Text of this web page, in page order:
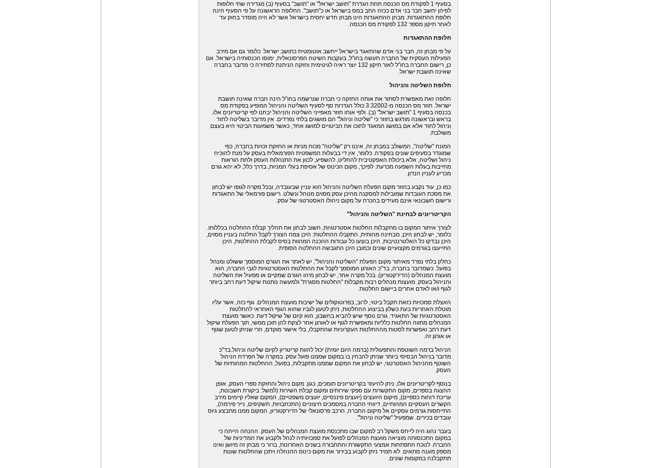
בסעיף 1 לפקודת מס הכנסה תחת הגדרת "תושב ישראל" או "תושב" בסעיף (ב) מגדירה שתי חלופות
לפיהן יחשב חבר בני אדם ככזה החב במס בישראל או כ"תושב". החלופה הראשונה על פי הסעיף הינה
חלופת ההתאגדות. מבחן ההתאגדות הינו מבחן חדש יחסית בישראל אשר לא היה מוסדר בחוק עד
לאחר תיקון מספר 132 לפקודת מס הכנסה.
חלופת ההתאגדות
על פי מבחן זה, חבר בני אדם שהתאגד בישראל ייחשב אוטומטית כתושב ישראל. כלומר גם אם מירב
הפעילות העסקית של החברה תעשה בחו"ל, בעקבות השיטה הפרסונאלית, ימוסו הכנסותיה בישראל. אם
כן, רישום החברה בחו"ל לאור תיקון 132 יוצר ראיה לגיטימית וחזקה הניתנת לסתירה כי מדובר בחברה
שאינה תושבת ישראל.
חלופת השליטה והניהול
חלופה זאת מאפשרת לסתור את אותה החזקה כי חברה שנרשמה בחו"ל הינה חברה שאינה תושבת
ישראל. חוזר מס הכנסה מ-3.32002 כולל הגדרות סף לסעיף השליטה והניהול המופיע בפקודת מס
בכנסה בסעיף 1 "תושב ישראל" (ב). ולפי אותו חוזר מאפייני השליטה והניהול יבחנו לפי קריטריונים אלו.
בראש ובראשונה מודגש בחוזר כי "שליטה וניהול" הם מושגים בלתי נפרדים. אין מדובר בשליטה לחוד
וניהול לחוד אלא אם במושג המאגד לתוכו את הביטויים למושג אחד, כאשר משמעות הביטוי היא בעצם
משולבת.
המונח "שליטה", המשולב במבחן זה, איננו רק "שליטה" מכוח מניות או החזקת זכויות בחברה, כפי
שמוגדר בסעיפים שונים בפקודה. כלומר, אין די בבעלות המשפטית הפורמאלית בעסק על מנת להוכיח
ניהול ושליטה, אלא ביכולת האפקטיבית להחליט, להשפיע, לכוון את התנהלות העסק ולתת הוראות
מחייבות בעלות השפעה מכרעת. לפיכך, מקום הכינוס של אסיפת בעלי המניות, בדרך כלל, לא יהא גורם
מכריע לעניין הנדון.
כמו כן, עוד נקבע בחוזר מקום הפעלת השליטה והניהול הוא עניין שבעובדה, ובכל מקרה לגופו יש לבחון
את מסכת העובדות שמובילות למסקנה מהיכן עסק מסוים מנוהל ונשלט. רישום פורמאלי של התאגדות
ורישום חשבונאי אינם מעידים בהכרח על מקום ניהולו האסטרטגי של עסק.
הקריטריונים לבחינת "השליטה והניהול"
לצורך איתור המקום בו מתקבלות החלטות אסטרטגיות, חשוב לבחון את תהליך קבלת ההחלטה בכללותו.
כלומר, יש לבחון היכן, מבחינה מהותית, התקבלו ההחלטות: היכן צמח הצורך לקבל החלטה בעניין מסוים,
היכן נבדקו כל האלטרנטיבות, היכן בוצעו כל עבודות ההכנה המהוות בסיס לקבלת ההחלטות, היכן
התייעצו בגורמים מקצועיים שונים וכמובן היכן התגבשה ההחלטה הסופית.
כחלק בלתי נפרד מאיתור מקום הפעלת "השליטה והניהול", יש לאתר את הגורם המוסמך ששולט ומנהל
בפועל. כשמדובר בחברה, בד"כ האורגן המוסמך לקבל את ההחלטות האסטרטגיות לגבי החברה, הוא
מועצת המנהלים (הדירקטוריון). בכל מקרה אחר, יש לבחון מיהו הגורם שמקיים או מפעיל את השליטה
והניהול בעסק. מועצות מנהלים רבות מקבלות "החלטות מסגרת" ולמעשה נותנות שיקול דעת רחב ביותר
לגוף ו/או לאדם אחרים ביישום החלטות.
האצלת סמכויות כזאת תקבל ביטוי, לרוב, בפרוטוקולים של ישיבות מועצת המנהלים. גוף כזה, אשר עליו
מוטלת האחריות בעת כשלון בביצוע ההחלטות, ניתן לטעון לגביו שהוא הגוף האחראי להחלטות
האסטרטגיות של התאגיד. גורם נוסף שיש להביא בחשבון, הוא קיום של שיקול דעת. כאשר מועצת
המנהלים מתווה החלטות כלליות ומאפשרת לגוף או לאורגן אחר לצקת להן תוכן ממשי, תוך הפעלת שיקול
דעת רחב ואפשרות לסטות מההחלטות העקרוניות שהתקבלו, בלי אישור מוקדם, הרי שניתן לטעון שגוף
או אורגן זה.
הניהול ברמה השוטפת והתפעולית (ברמה היום יומית) יכול להוות קריטריון לקיום שליטה וניהול.בד"כ
מדובר בניהול הבסיסי ביותר שניתן להבחין בו במקום שממנו פועל עסק. במקרה של הפרדת הניהול
השוטף מהניהול האסטרטגי, יש לבחון את המקום שממנו מתקבלות, בפועל, ההחלטות המהותיות של
העסק.
בנוסף לקריטריונים אלו, ניתן להיעזר בקריטריונים תומכים, כגון: מקום ניהול והחזקת ספרי העסק, אופן
ההצגה בספרים, מקום התקשרות עם ספקי שירותים ומקום קבלת השירות (למשל: ביקורת חשבונות,
עריכת דוחות כספיים), מיקום היועצים (יועצים פיננסיים, יועצים משפטיים), המקום שאליו קיימים מירב
הקשרים העסקיים המהותיים, דיווחי החברה במסמכים חיצוניים (התכתבויות, תשקיפים, נייר פירמה),
התייחסות גורמים עסקיים אל מיקום החברה, הרכב פרסונאלי של הדירקטוריון, המקום ממנו מתבצע גיוס
עובדים בכירים. שמפעיל "שליטה וניהול".
בעבר נהוג היה לייחס משקל רב למקום שבו מתכנסת מועצת המנהלים של העסק. ההנחה הייתה כי
במקום התכנסותה מוציאה מועצת המנהלים לפועל את סמכויותיה לנהל ולקבוע את המדיניות של
החברה. לנוכח התפתחות אמצעי התקשורת והתחבורה בשנים האחרונות, ברור כי מבחן זה מיושן ואינו
מספק מענה מתאים. לא תמיד ניתן לקבוע בבירור את מקום כינוס ההנהלה ויתכן שהחלטות שונות
תתקבלנה במקומות שונים.